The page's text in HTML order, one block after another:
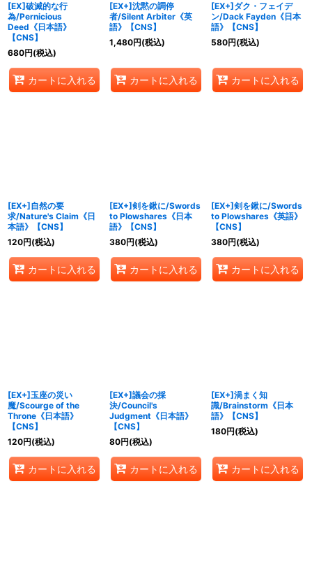
[EX]破滅的な行
為/Pernicious
Deed《日本語》
【CNS】
680円(税込)
カートに入れる
[EX+]沈黙の調停
者/Silent Arbiter《英
語》【CNS】
1,480円(税込)
カートに入れる
[EX+]ダク・フェイデ
ン/Dack Fayden《日本
語》【CNS】
580円(税込)
カートに入れる
[EX+]自然の要
求/Nature's Claim《日
本語》【CNS】
120円(税込)
カートに入れる
[EX+]剣を鍬に/Swords
to Plowshares《日本
語》【CNS】
380円(税込)
カートに入れる
[EX+]剣を鍬に/Swords
to Plowshares《英語》
【CNS】
380円(税込)
カートに入れる
[EX+]玉座の災い
魔/Scourge of the
Throne《日本語》
【CNS】
120円(税込)
カートに入れる
[EX+]議会の採
決/Council's
Judgment《日本語》
【CNS】
80円(税込)
カートに入れる
[EX+]渦まく知
識/Brainstorm《日本
語》【CNS】
180円(税込)
カートに入れる